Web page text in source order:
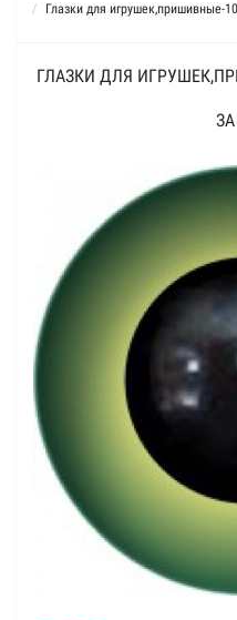
Глазки для игрушек,пришивные-
ГЛАЗКИ ДЛЯ